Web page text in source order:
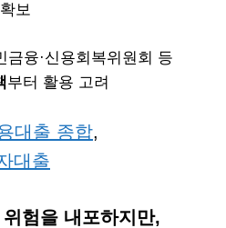
보
금융·신용회복위원회 등
부터 활용 고려
대출 종합,
대출
험을 내포하지만,